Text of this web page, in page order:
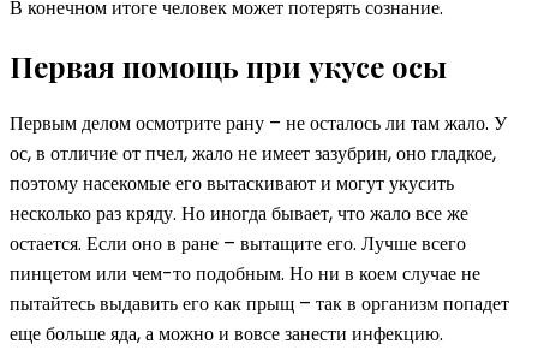
В конечном итоге человек может потерять сознание.
Первая помощь при укусе осы
Первым делом осмотрите рану – не осталось ли там жало. У
ос, в отличие от пчел, жало не имеет зазубрин, оно гладкое,
поэтому насекомые его вытаскивают и могут укусить
несколько раз кряду. Но иногда бывает, что жало все же
остается. Если оно в ране – вытащите его. Лучше всего
пинцетом или чем-то подобным. Но ни в коем случае не
пытайтесь выдавить его как прыщ – так в организм попадет
еще больше яда, а можно и вовсе занести инфекцию.